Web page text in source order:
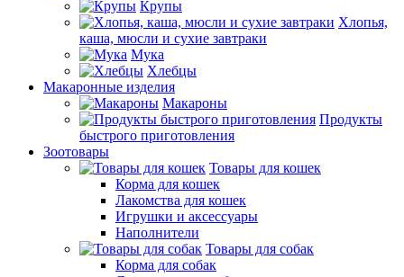
Крупы
Хлопья,
каша, мюсли и сухие завтраки
Мука
Хлебцы
Макаронные изделия
Макароны
Продукты
быстрого приготовления
Зоотовары
Товары для кошек
Корма для кошек
Лакомства для кошек
Игрушки и аксессуары
Наполнители
Товары для собак
Корма для собак